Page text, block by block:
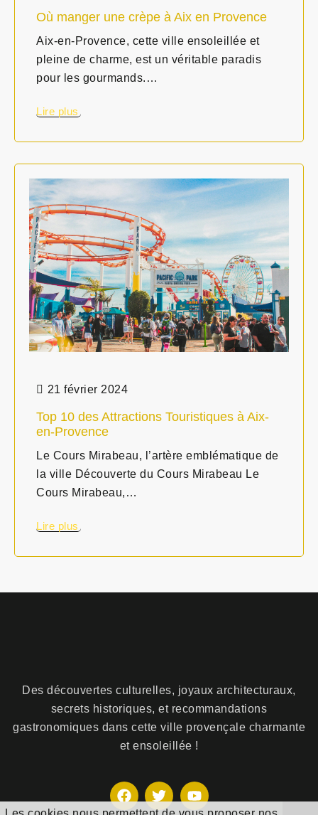
Où manger une crèpe à Aix en Provence
Aix-en-Provence, cette ville ensoleillée et
pleine de charme, est un véritable paradis
pour les gourmands.…
Lire plus
21 février 2024
Top 10 des Attractions Touristiques à Aix-
en-Provence
Le Cours Mirabeau, l’artère emblématique de
la ville Découverte du Cours Mirabeau Le
Cours Mirabeau,…
Lire plus
Des découvertes culturelles, joyaux architecturaux,
secrets historiques, et recommandations
gastronomiques dans cette ville provençale charmante
et ensoleillée !
F
a
T
w
Y
o